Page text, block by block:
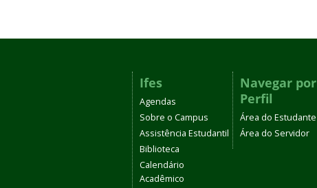
Ifes
Agendas
Sobre o Campus
Assistência Estudantil
Biblioteca
Calendário
Acadêmico
Navegar por
Perfil
Área do Estudante
Área do Servidor